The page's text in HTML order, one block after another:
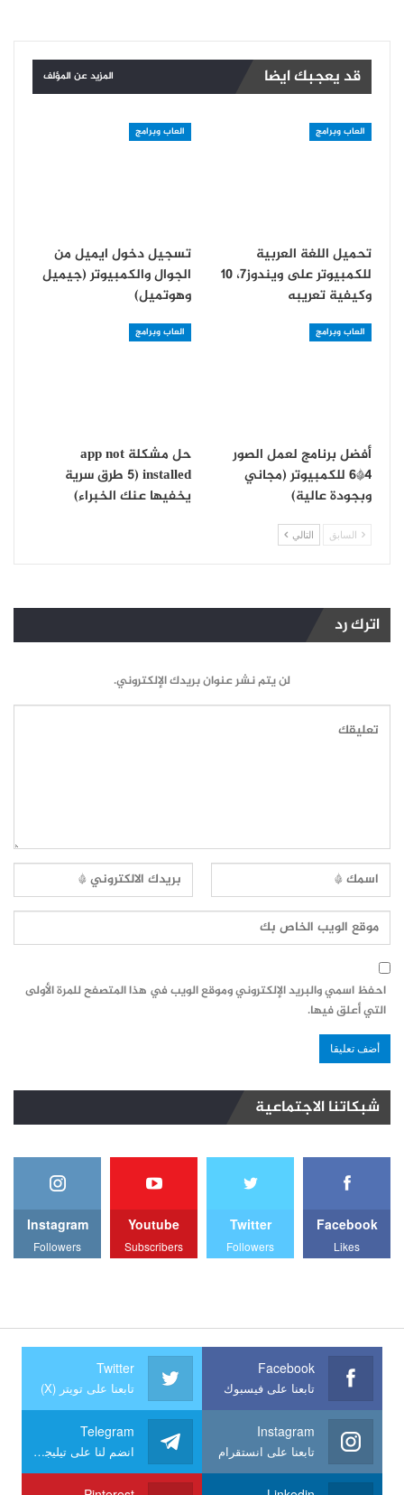
قد يعجبك ايضا المزيد عن المؤلف
العاب وبرامج
تحميل اللغة العربية
للكمبيوتر على ويندوز7، 10
وكيفية تعريبه
العاب وبرامج
تسجيل دخول ايميل من
الجوال والكمبيوتر (جيميل
وهوتميل)
العاب وبرامج
أفضل برنامج لعمل الصور
4*6 للكمبيوتر (مجاني
وبجودة عالية)
العاب وبرامج
حل مشكلة app not
installed (5 طرق سرية
يخفيها عنك الخبراء)
السابق التالي
اترك رد
لن يتم نشر عنوان بريدك الإلكتروني.
احفظ اسمي والبريد الإلكتروني وموقع الويب في هذا المتصفح للمرة الأولى
التي أعلق فيها.
شبكاتنا الاجتماعية
Facebook
Likes
Twitter
Followers
Youtube
Subscribers
Instagram
Followers
Facebook
تابعنا على فيسبوك
Twitter
تابعنا على تويتر (X)
Instagram
تابعنا على انستقرام
Telegram
انضم لنا على تيليجرام